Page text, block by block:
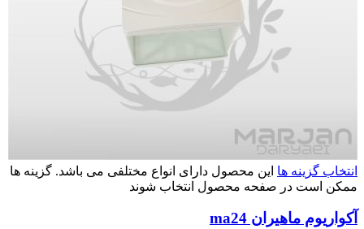
انتخاب گزینه ها این محصول دارای انواع مختلفی می باشد. گزینه ها
ممکن است در صفحه محصول انتخاب شوند
آکواریوم ماهیران ma24